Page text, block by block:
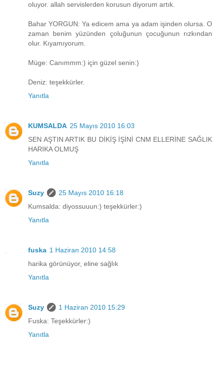
oluyor. allah servislerden korusun diyorum artık.
Bahar YORGUN: Ya edicem ama ya adam işinden olursa. O
zaman benim yüzünden çoluğunun çocuğunun rızkından
olur. Kıyamıyorum.
Müge: Canımmm:) için güzel senin:)
Deniz: teşekkürler.
Yanıtla
KUMSALDA 25 Mayıs 2010 16:03
SEN AŞTIN ARTIK BU DİKİŞ İŞİNİ CNM ELLERİNE SAĞLIK
HARIKA OLMUŞ
Yanıtla
Suzy
25 Mayıs 2010 16:18
Kumsalda: diyossuuun:) teşekkürler:)
Yanıtla
fuska 1 Haziran 2010 14:58
harika görünüyor, eline sağlık
Yanıtla
Suzy
1 Haziran 2010 15:29
Fuska: Teşekkürler:)
Yanıtla